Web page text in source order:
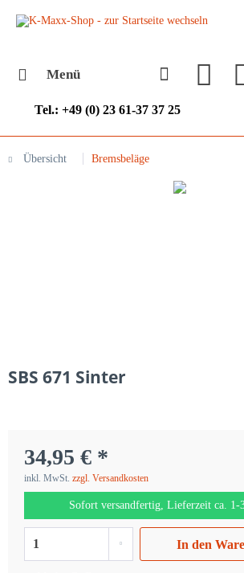
Tel.: +49 (0) 23 61-37 37 25
Menü
Übersicht Bremsbeläge
SBS 671 Sinter
34,95 € *
inkl. MwSt. zzgl. Versandkosten
Sofort versandfertig, Lieferzeit ca. 1-
In den